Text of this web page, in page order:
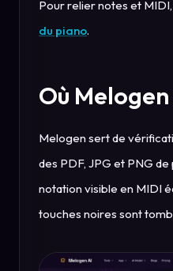
Pour relier notes et MIDI,
du piano.
Où
Melogen sert de
des PDF, JPG et PNG
notation visible en MIDI
touches noires sont